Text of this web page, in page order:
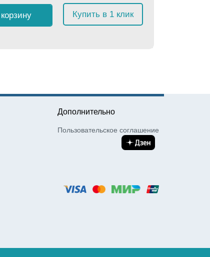
Купить в 1 клик
Дополнительно
Пользовательское соглашение